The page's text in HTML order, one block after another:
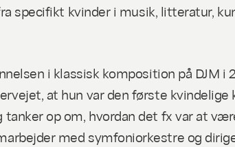
specifikt kvinder i musik, litteratur,
i klassisk komposition på DJM i
at hun var den første
op om, hvordan det fx var at
med symfoniorkestre og